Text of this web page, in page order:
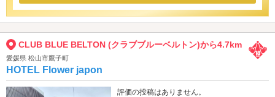
CLUB BLUE BELTON (クラブブルーベルトン)から4.7km
愛媛県 松山市鷹子町
HOTEL Flower japon
評価の投稿はありません。